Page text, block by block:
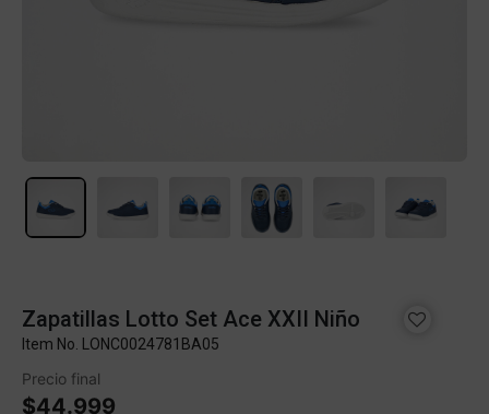
Zapatillas Lotto Set Ace XXII Niño
Item No. LONC0024781BA05
Precio final
$44.999